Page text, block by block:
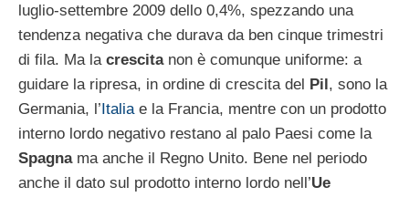
luglio-settembre 2009 dello 0,4%, spezzando una
tendenza negativa che durava da ben cinque trimestri
di fila. Ma lacrescitanon è comunque uniforme: a
guidare la ripresa, in ordine di crescita del Pil, sono la
Germania, l’Italiae la Francia, mentre con un prodotto
interno lordo negativo restano al palo Paesi come la
Spagnama anche il Regno Unito. Bene nel periodo
anche il dato sul prodotto interno lordo nell’Ue